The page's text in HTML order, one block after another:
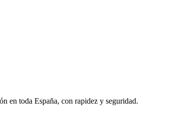
en toda España, con rapidez y seguridad.